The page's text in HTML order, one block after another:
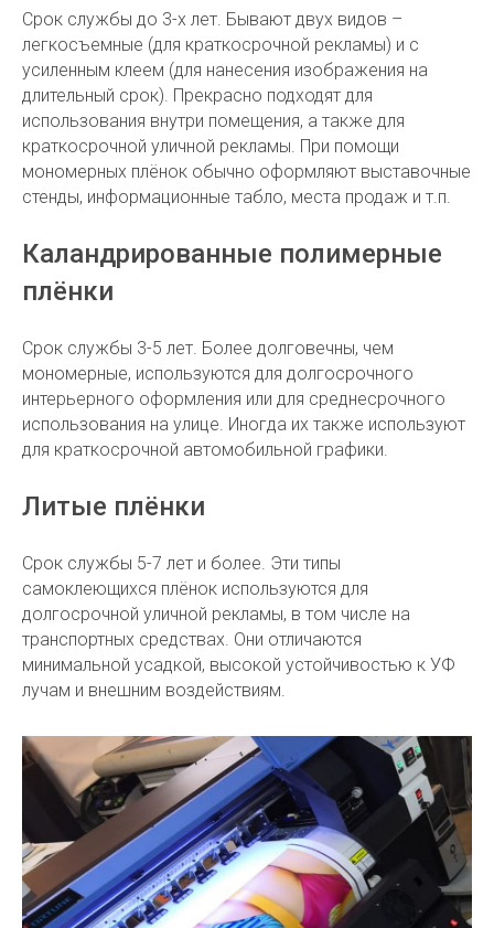
Срок службы до 3-х лет. Бывают двух видов –
легкосъемные (для краткосрочной рекламы) и с
усиленным клеем (для нанесения изображения на
длительный срок). Прекрасно подходят для
использования внутри помещения, а также для
краткосрочной уличной рекламы. При помощи
мономерных плёнок обычно оформляют выставочные
стенды, информационные табло, места продаж и т.п.
Каландрированные полимерные
плёнки
Срок службы 3-5 лет. Более долговечны, чем
мономерные, используются для долгосрочного
интерьерного оформления или для среднесрочного
использования на улице. Иногда их также используют
для краткосрочной автомобильной графики.
Литые плёнки
Срок службы 5-7 лет и более. Эти типы
самоклеющихся плёнок используются для
долгосрочной уличной рекламы, в том числе на
транспортных средствах. Они отличаются
минимальной усадкой, высокой устойчивостью к УФ
лучам и внешним воздействиям.